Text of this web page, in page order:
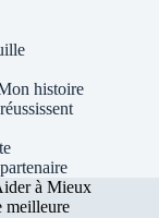
histoire
à Mieux
meilleure